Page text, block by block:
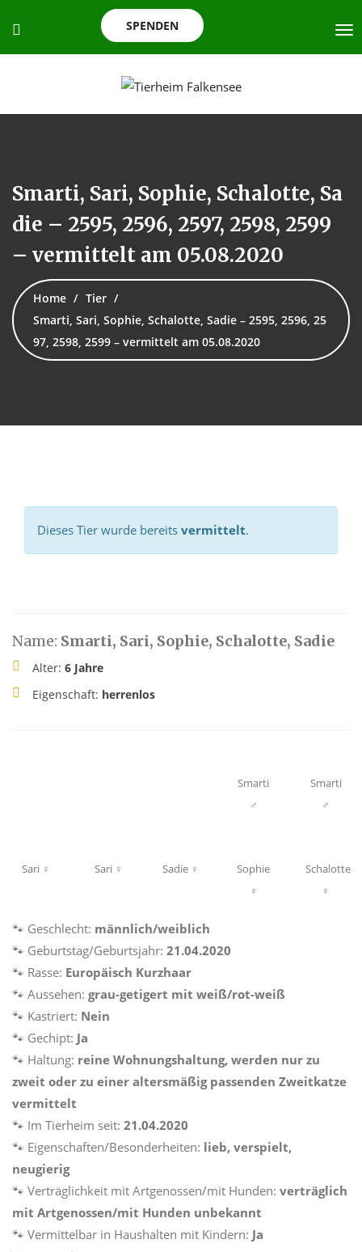
SPENDEN
Smarti, Sari, Sophie, Schalotte, Sa
die – 2595, 2596, 2597, 2598, 2599
– vermittelt am 05.08.2020
Home
Tier
Smarti, Sari, Sophie, Schalotte, Sadie – 2595, 2596, 25
97, 2598, 2599 – vermittelt am 05.08.2020
Dieses Tier wurde bereits vermittelt.
Name: Smarti, Sari, Sophie, Schalotte, Sadie
Alter: 6 Jahre
Eigenschaft: herrenlos
Smarti
♂
Smarti
♂
Sari ♀ Sari ♀ Sadie ♀
Sophie
♀
Schalotte
♀
🐾 Geschlecht: männlich/weiblich
🐾 Geburtstag/Geburtsjahr: 21.04.2020
🐾 Rasse: Europäisch Kurzhaar
🐾 Aussehen: grau-getigert mit weiß/rot-weiß
🐾 Kastriert: Nein
🐾 Gechipt: Ja
🐾 Haltung: reine Wohnungshaltung, werden nur zu
zweit oder zu einer altersmäßig passenden Zweitkatze
vermittelt
🐾 Im Tierheim seit: 21.04.2020
🐾 Eigenschaften/Besonderheiten: lieb, verspielt,
neugierig
🐾 Verträglichkeit mit Artgenossen/mit Hunden: verträglich
mit Artgenossen/mit Hunden unbekannt
🐾 Vermittelbar in Haushalten mit Kindern: Ja
Mit
dem
des
Videos
ieren
Sie die
Datens
chutze
rkläru
ng von